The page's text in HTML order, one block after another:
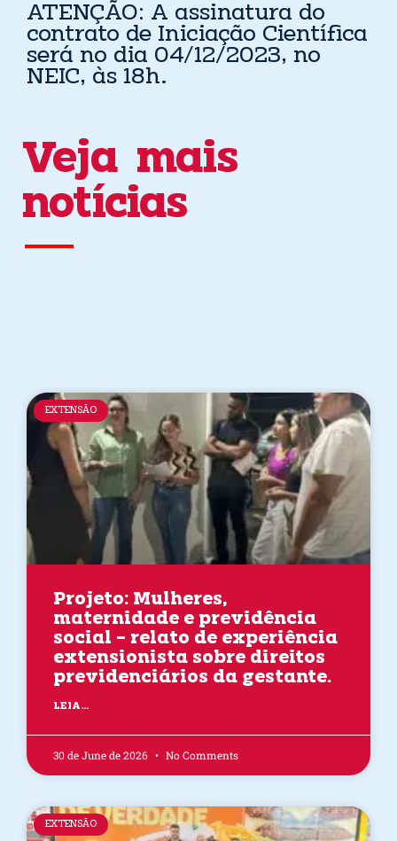
ATENÇÃO: A assinatura do
contrato de Iniciação Científica
será no dia 04/12/2023, no
NEIC, às 18h.
Veja mais
notícias
EXTENSÃO
Projeto: Mulheres,
maternidade e previdência
social – relato de experiência
extensionista sobre direitos
previdenciários da gestante.
LEIA...
30 de June de 2026 No Comments
EXTENSÃO